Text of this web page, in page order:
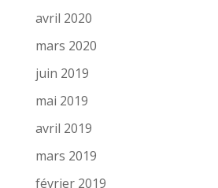
avril 2020
mars 2020
juin 2019
mai 2019
avril 2019
mars 2019
février 2019